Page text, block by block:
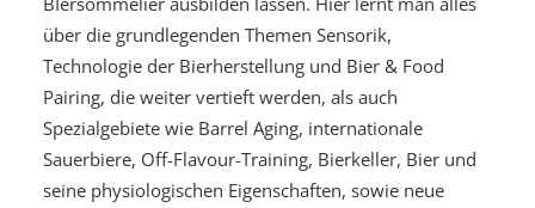
über die grundlegenden Themen Sensorik,
Technologie der Bierherstellung und Bier & Food
Pairing, die weiter vertieft werden, als auch
Spezialgebiete wie Barrel Aging, internationale
Sauerbiere, Off-Flavour-Training, Bierkeller, Bier und
seine physiologischen Eigenschaften, sowie neue